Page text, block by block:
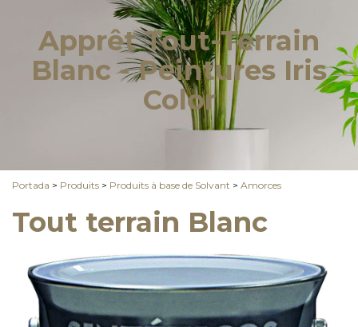
Apprêt Tout-Terrain
Blanc - Peintures Iris
Color
Portada > Produits > Produits à base de Solvant > Amorces
Tout terrain Blanc